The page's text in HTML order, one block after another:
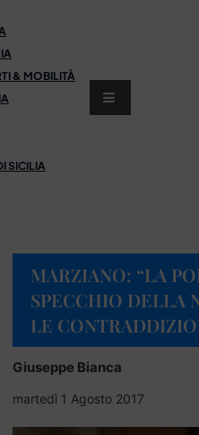
& MOBILITÀ
SICILIA
MARZIANO: “LA
SPECCHIO DELLA
LE
Giuseppe Bianca
martedì 1 Agosto 2017